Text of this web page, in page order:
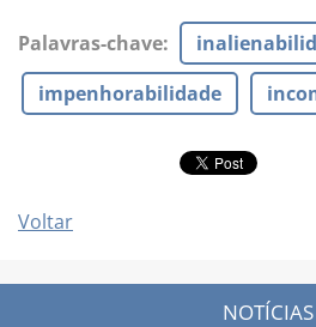
Palavras-chave:
impenhorabilidade
Voltar
NOTÍCIAS